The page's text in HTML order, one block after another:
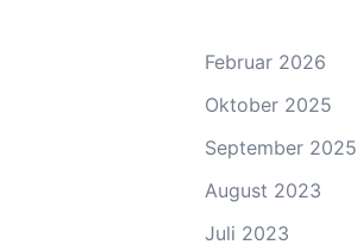
Februar 2026
Oktober 2025
September 2025
August 2023
Juli 2023